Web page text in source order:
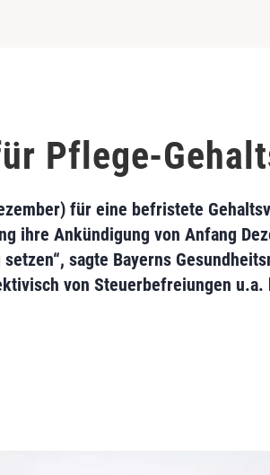
Pflege-
für eine befristete
ihre Ankündigung von Anfang
sagte Bayerns
von Steuerbefreiungen u.a.